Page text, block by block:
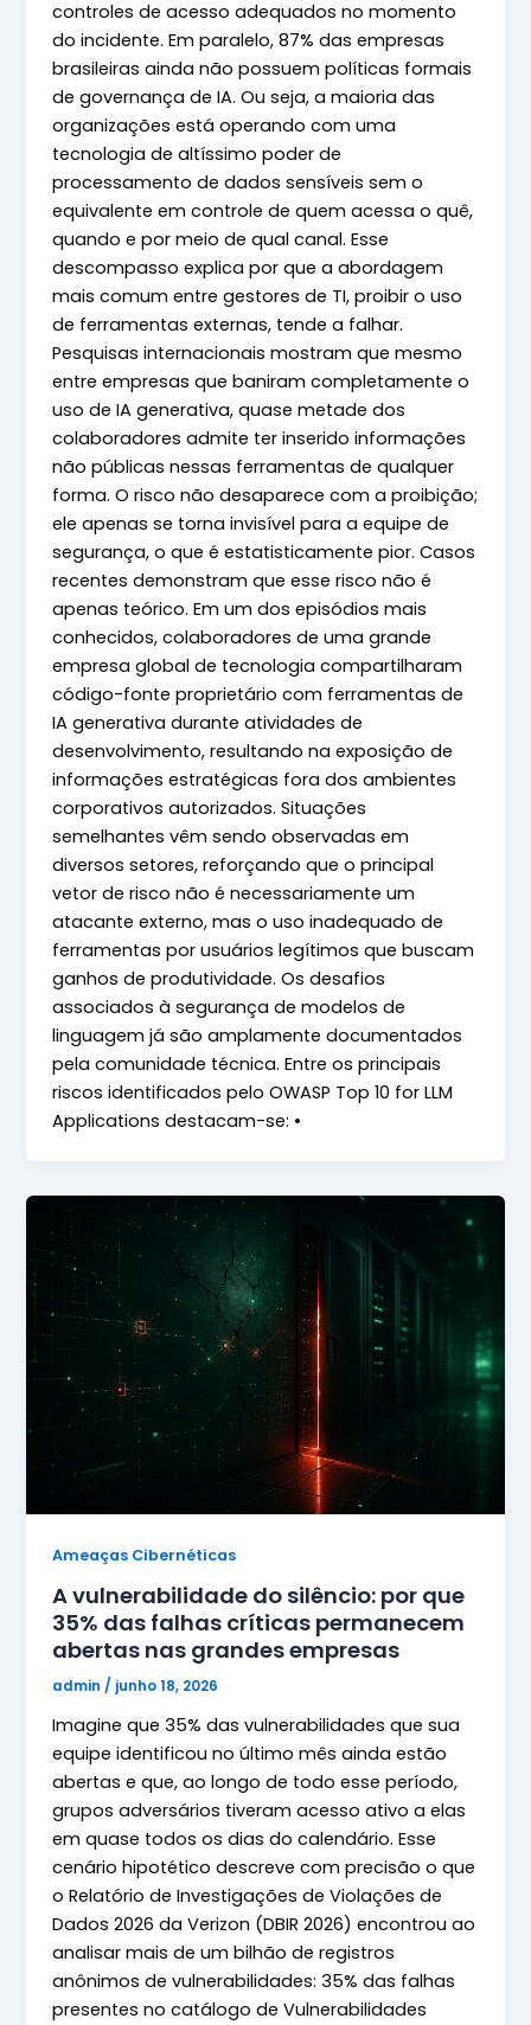
controles de acesso adequados no momento
do incidente. Em paralelo, 87% das empresas
brasileiras ainda não possuem políticas formais
de governança de IA. Ou seja, a maioria das
organizações está operando com uma
tecnologia de altíssimo poder de
processamento de dados sensíveis sem o
equivalente em controle de quem acessa o quê,
quando e por meio de qual canal. Esse
descompasso explica por que a abordagem
mais comum entre gestores de TI, proibir o uso
de ferramentas externas, tende a falhar.
Pesquisas internacionais mostram que mesmo
entre empresas que baniram completamente o
uso de IA generativa, quase metade dos
colaboradores admite ter inserido informações
não públicas nessas ferramentas de qualquer
forma. O risco não desaparece com a proibição;
ele apenas se torna invisível para a equipe de
segurança, o que é estatisticamente pior. Casos
recentes demonstram que esse risco não é
apenas teórico. Em um dos episódios mais
conhecidos, colaboradores de uma grande
empresa global de tecnologia compartilharam
código-fonte proprietário com ferramentas de
IA generativa durante atividades de
desenvolvimento, resultando na exposição de
informações estratégicas fora dos ambientes
corporativos autorizados. Situações
semelhantes vêm sendo observadas em
diversos setores, reforçando que o principal
vetor de risco não é necessariamente um
atacante externo, mas o uso inadequado de
ferramentas por usuários legítimos que buscam
ganhos de produtividade. Os desafios
associados à segurança de modelos de
linguagem já são amplamente documentados
pela comunidade técnica. Entre os principais
riscos identificados pelo OWASP Top 10 for LLM
Applications destacam-se: •
Ameaças Cibernéticas
A vulnerabilidade do silêncio: por que
35% das falhas críticas permanecem
abertas nas grandes empresas
admin/ junho 18, 2026
Imagine que 35% das vulnerabilidades que sua
equipe identificou no último mês ainda estão
abertas e que, ao longo de todo esse período,
grupos adversários tiveram acesso ativo a elas
em quase todos os dias do calendário. Esse
cenário hipotético descreve com precisão o que
o Relatório de Investigações de Violações de
Dados 2026 da Verizon (DBIR 2026) encontrou ao
analisar mais de um bilhão de registros
anônimos de vulnerabilidades: 35% das falhas
presentes no catálogo de Vulnerabilidades